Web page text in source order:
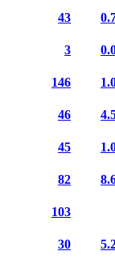
43
3
146
46
45
82
103
30